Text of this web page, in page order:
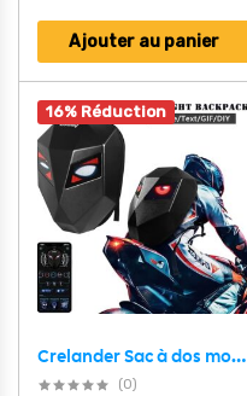
Ajouter au panier
16% Réduction
Crelander Sac à dos moto a écran d’affichage LED 3D,extensible et étanche – حقيبة ظهر ثلاثية الابعاد للدراجات النارية مع شاشة عرض بعينين
(0)